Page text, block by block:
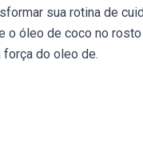
sua rotina de
o óleo de coco no
do oleo de.